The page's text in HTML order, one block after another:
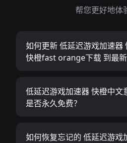
帮您更好地体
如何更新 低延迟游戏加速器
快橙fast orange下载 到最新
低延迟游戏加速器 快橙中文
是否永久免费？
如何恢复忘记的 低延迟游戏